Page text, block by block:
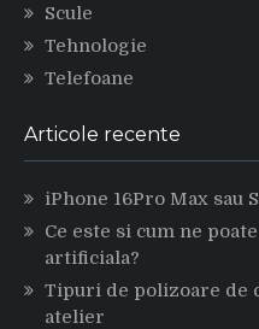
Scule
Tehnologie
Telefoane
Articole recente
iPhone 16Pro Max sau
Ce este si cum ne
artificiala?
Tipuri de polizoare de
atelier